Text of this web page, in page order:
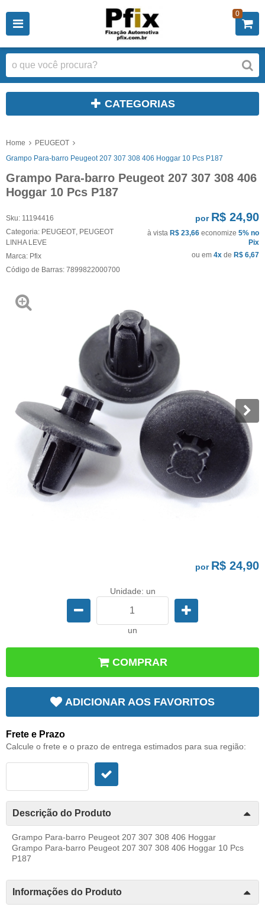
0
CATEGORIAS
Home
PEUGEOT
Grampo Para-barro Peugeot 207 307 308 406 Hoggar 10 Pcs P187
Grampo Para-barro Peugeot 207 307 308 406
Hoggar 10 Pcs P187
Sku: 11194416
Categoria: PEUGEOT PEUGEOT
LINHA LEVE
Marca: Pfix
Código de Barras: 7899822000700
por R$ 24,90
à vista R$ 23,66 economize 5% no
Pix
ou em 4x de R$ 6,67
por R$ 24,90
Unidade: un
un
COMPRAR
ADICIONAR AOS FAVORITOS
Frete e Prazo
Calcule o frete e o prazo de entrega estimados para sua região:
Descrição do Produto
Grampo Para-barro Peugeot 207 307 308 406 Hoggar
Grampo Para-barro Peugeot 207 307 308 406 Hoggar 10 Pcs
P187
Informações do Produto